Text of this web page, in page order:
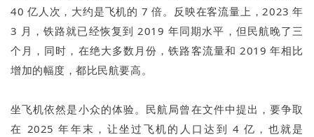
40 亿人次，大约是飞机的 7 倍。反映在客流量上，2023 年
3 月，铁路就已经恢复到 2019 年同期水平，但民航晚了三
个月，同时，在绝大多数月份，铁路客流量和 2019 年相比
增加的幅度，都比民航要高。
坐飞机依然是小众的体验。民航局曾在文件中提出，要争取
在 2025 年年末，让坐过飞机的人口达到 4 亿，也就是